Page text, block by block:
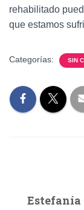
rehabilitado
que estamos
Categorías: SIN
Estefanía